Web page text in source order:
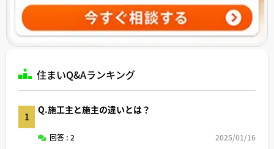
住まいQ&Aランキング
1
Q.施工主と施主の違いとは？
回答 : 2 2025/01/16